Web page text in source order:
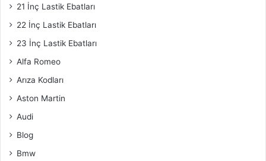
21 İnç Lastik Ebatları
22 İnç Lastik Ebatları
23 İnç Lastik Ebatları
Alfa Romeo
Arıza Kodları
Aston Martin
Audi
Blog
Bmw